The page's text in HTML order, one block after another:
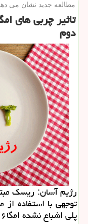
مطالعه جدید نشان می
دوم
توجهی با استفاده
پلی اشباع نشده امگا۶ كاهش پیدا می كند.